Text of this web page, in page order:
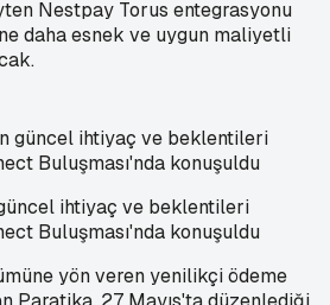
Nestpay Torus entegrasyonu
daha esnek ve uygun maliyetli
ihtiyaç ve beklentileri
Buluşması'nda konuşuldu
yön veren yenilikçi ödeme